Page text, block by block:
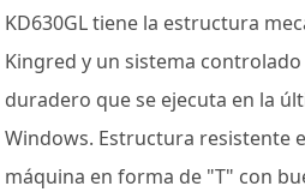
KD630GL tiene la estructura
Kingred y un sistema
duradero que se ejecuta en la
Windows. Estructura resistente
máquina en forma de "T" con